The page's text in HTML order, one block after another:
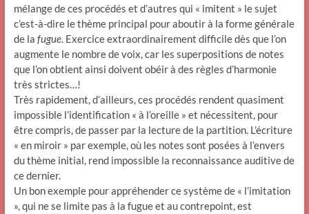
mélange de ces procédés et d’autres qui « imitent » le sujet
c’est-à-dire le thème principal pour aboutir à la forme générale
de la fugue. Exercice extraordinairement difficile dès que l’on
augmente le nombre de voix, car les superpositions de notes
que l’on obtient ainsi doivent obéir à des règles d’harmonie
très strictes…!
Très rapidement, d’ailleurs, ces procédés rendent quasiment
impossible l’identification « à l’oreille » et nécessitent, pour
être compris, de passer par la lecture de la partition. L’écriture
« en miroir » par exemple, où les notes sont posées à l’envers
du thème initial, rend impossible la reconnaissance auditive de
ce dernier.
Un bon exemple pour appréhender ce système de « l’imitation
», qui ne se limite pas à la fugue et au contrepoint, est